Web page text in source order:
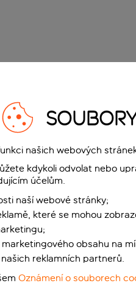
našich webových
kdykoli odvolat nebo
účelům.
naší webové stránky;
které se mohou
obsahu na
reklamních partnerů.
Oznámení o souborech